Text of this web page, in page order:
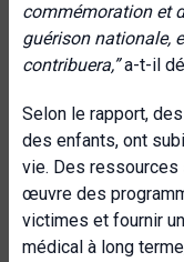
commémoration et
guérison nationale,
contribuera,”a-t-il
Selon le rapport,
des enfants, ont
vie. Des
œuvre des
victimes et fournir
médical à long